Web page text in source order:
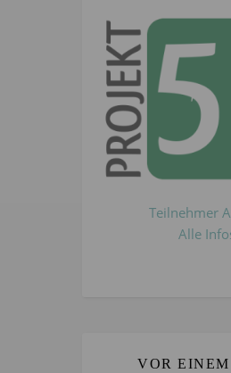
Teilnehmer
Alle
VOR EINEM